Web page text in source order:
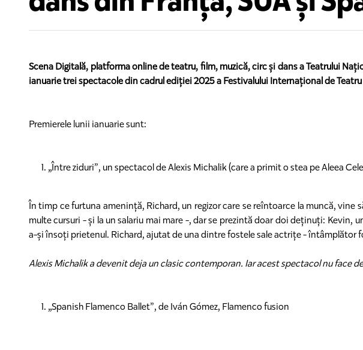
Scena Digitală, platforma online de teatru, film, muzică, circ și dans a Teatrului
ianuarie trei spectacole din cadrul ediției 2025 a Festivalului Internațional de
Premierele lunii ianuarie sunt:
„Între ziduri”, un spectacol de Alexis Michalik (care a primit o stea pe Aleea
În timp ce furtuna amenință, Richard, un regizor care se reîntoarce la muncă, vine
multe cursuri - și la un salariu mai mare -, dar se prezintă doar doi deținuți:
a-și însoți prietenul. Richard, ajutat de una dintre fostele sale actrițe -
Alexis Michalik a devenit deja un clasic contemporan. Iar acest spectacol nu face
„Spanish Flamenco Ballet”, de Iván Gómez, Flamenco fusion